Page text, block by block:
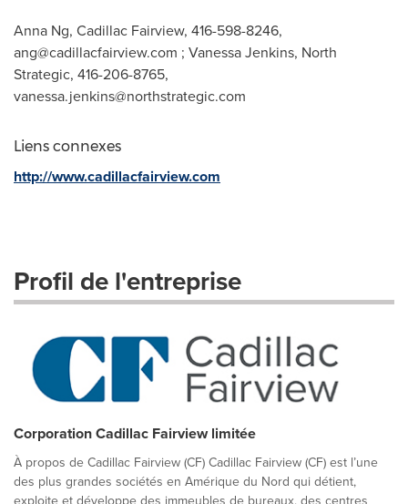
Anna Ng, Cadillac Fairview, 416-598-8246,
ang@cadillacfairview.com ; Vanessa Jenkins, North
Strategic, 416-206-8765,
vanessa.jenkins@northstrategic.com
Liens connexes
http://www.cadillacfairview.com
Profil de l'entreprise
Corporation Cadillac Fairview limitée
À propos de Cadillac Fairview (CF) Cadillac Fairview (CF) est l’une
des plus grandes sociétés en Amérique du Nord qui détient,